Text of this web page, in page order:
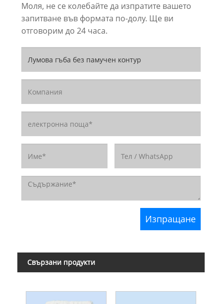
Моля, не се колебайте да изпратите вашето
запитване във формата по-долу. Ще ви
отговорим до 24 часа.
Свързани продукти